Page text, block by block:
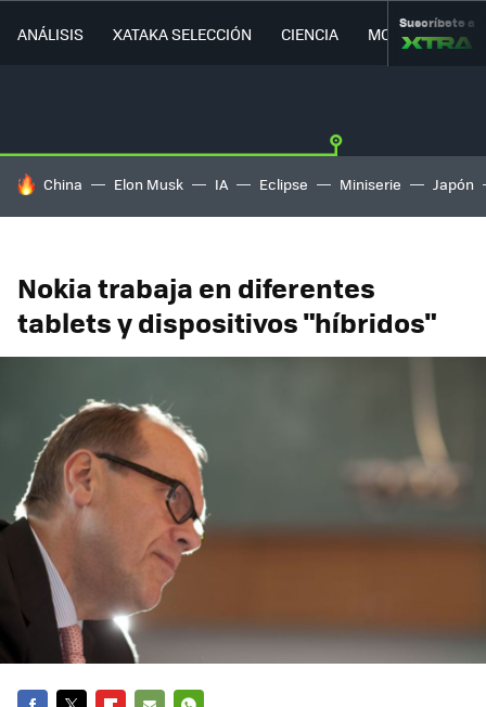
ANÁLISIS XATAKA SELECCIÓN CIENCIA MOVILIDAD
Suscríbete a
HOY SE HABLA DE
China Elon Musk IA Eclipse Miniserie Japón
Nokia trabaja en diferentes
tablets y dispositivos "híbridos"